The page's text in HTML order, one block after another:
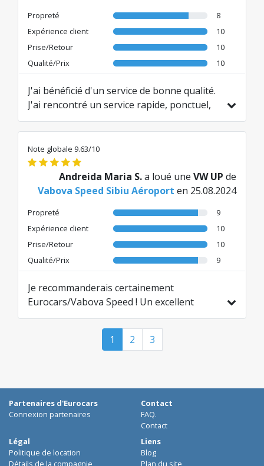
Propreté
8
Expérience client
10
Prise/Retour
10
Qualité/Prix
10
J'ai bénéficié d'un service de bonne qualité.
J'ai rencontré un service rapide, ponctuel,
aimable (j'apprécie positivement le
comportement de M. Bogdan, l'employé qui
m'a remis, et plus tard, récupéré ma
voiture, aimable et compétent. Je reviendrai
en toute confiance. J'ai été très satisfait du
service de location proposé, à un prix
Traduit de RO par AI
Note globale 9.63/10
Andreida Maria S.a loué une VW UP de
Vabova Speed Sibiu Aéroport en 25.08.2024
Propreté
9
Expérience client
10
Prise/Retour
10
Qualité/Prix
9
Je recommanderais certainement
Eurocars/Vabova Speed ! Un excellent
service à un bon prix !
1 2 3
Partenaires d'Eurocars
Connexion partenaires
Contact
FAQ.
Contact
Légal
Politique de location
Détails de la compagnie
Liens
Blog
Plan du site